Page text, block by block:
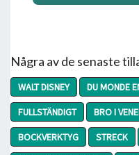
Några av de senaste
WALT DISNEY DU MONDE
FULLSTÄNDIGT
BRO I
BOCKVERKTYG
STRECK